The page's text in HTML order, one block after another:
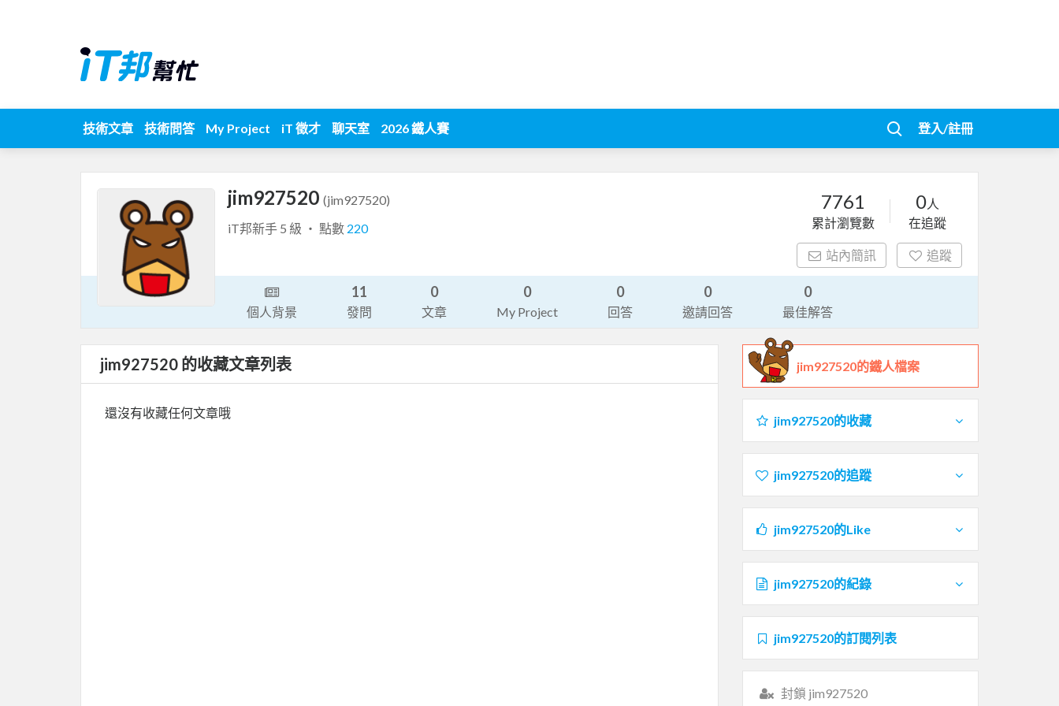
技術文章 技術問答 My Project iT 徵才 聊天室 2026 鐵人賽 登入/註冊
jim927520 (jim927520)
iT邦新手 5 級 ‧ 點數 220
7761
累計瀏覽數
0人
在追蹤
站內簡訊 追蹤
個人背景
11
發問
0
文章
0
My Project
0
回答
0
邀請回答
0
最佳解答
jim927520 的收藏文章列表
還沒有收藏任何文章哦
jim927520的鐵人檔案
jim927520的收藏
jim927520的追蹤
jim927520的Like
jim927520的紀錄
jim927520的訂閱列表
封鎖 jim927520